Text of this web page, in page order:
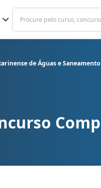
Buscar
de Águas e Saneamento
Catarinense de